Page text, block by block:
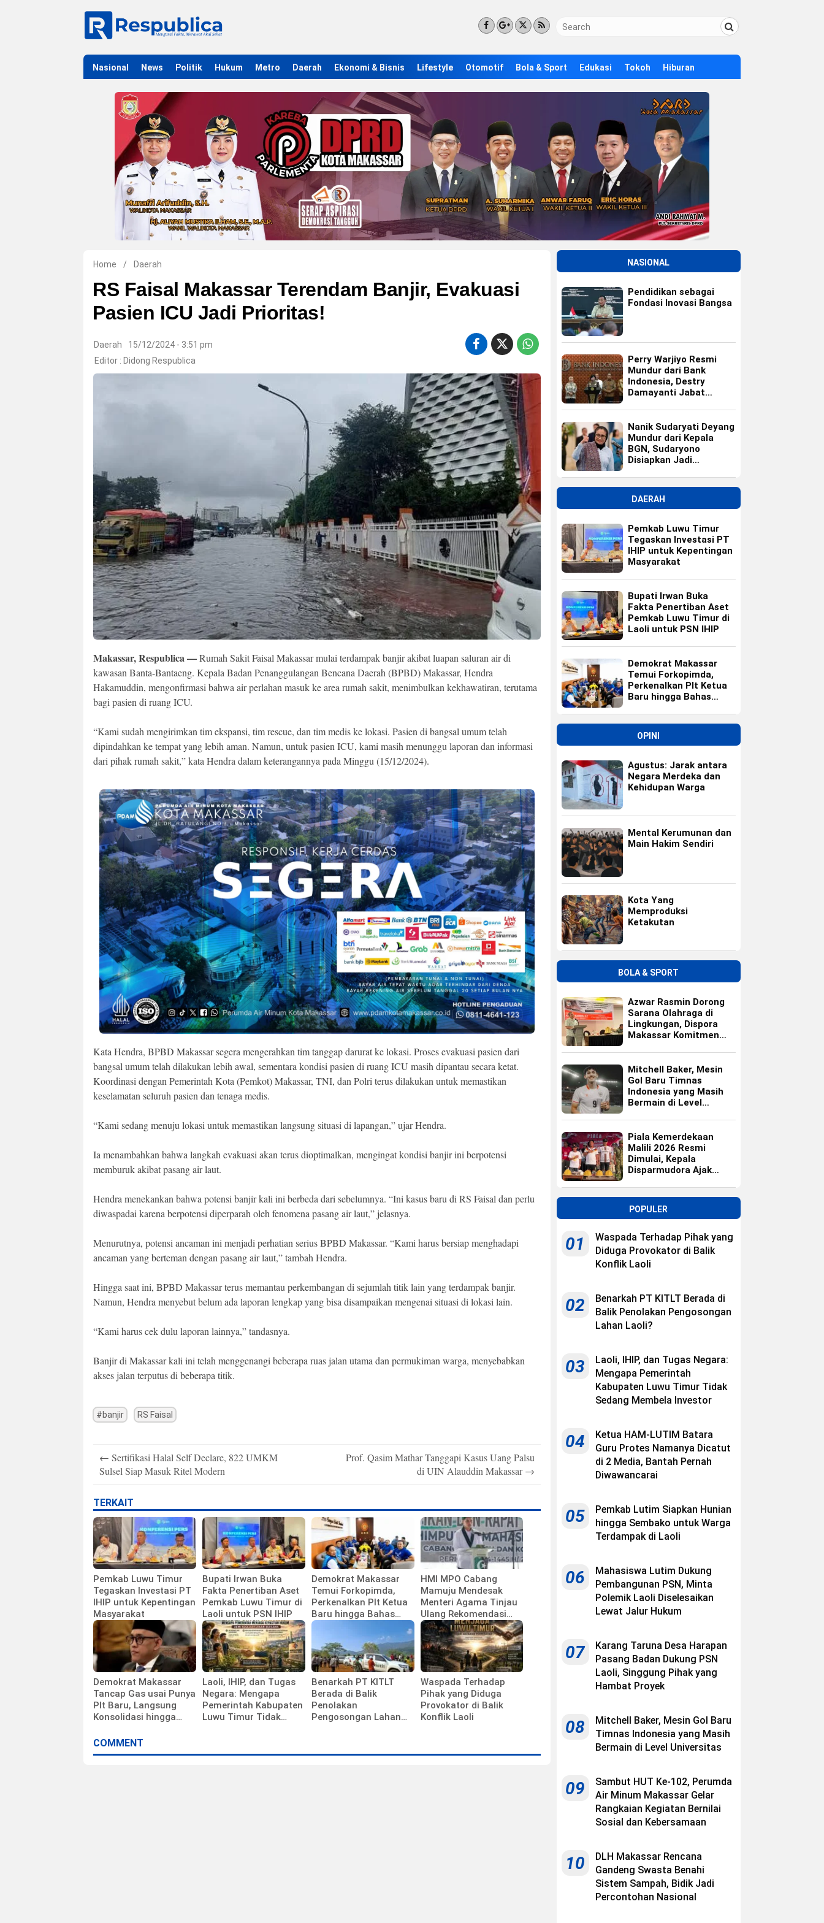
Nasional News Politik Hukum Metro Daerah Ekonomi & Bisnis Lifestyle Otomotif Bola & Sport Edukasi Tokoh Hiburan
Home / Daerah
RS Faisal Makassar Terendam Banjir, Evakuasi
Pasien ICU Jadi Prioritas!
Daerah
15/12/2024 - 3:51 pm
Editor : Didong Respublica
Makassar, Respublica —Rumah Sakit Faisal Makassar mulai terdampak banjir akibat luapan saluran air di
kawasan Banta-Bantaeng. Kepala Badan Penanggulangan Bencana Daerah (BPBD) Makassar, Hendra
Hakamuddin, mengonfirmasi bahwa air perlahan masuk ke area rumah sakit, menimbulkan kekhawatiran, terutama
bagi pasien di ruang ICU.
“Kami sudah mengirimkan tim ekspansi, tim rescue, dan tim medis ke lokasi. Pasien di bangsal umum telah
dipindahkan ke tempat yang lebih aman. Namun, untuk pasien ICU, kami masih menunggu laporan dan informasi
dari pihak rumah sakit,” kata Hendra dalam keterangannya pada Minggu (15/12/2024).
Kata Hendra, BPBD Makassar segera mengerahkan tim tanggap darurat ke lokasi. Proses evakuasi pasien dari
bangsal umum telah dilakukan lebih awal, sementara kondisi pasien di ruang ICU masih dipantau secara ketat.
Koordinasi dengan Pemerintah Kota (Pemkot) Makassar, TNI, dan Polri terus dilakukan untuk memastikan
keselamatan seluruh pasien dan tenaga medis.
“Kami sedang menuju lokasi untuk memastikan langsung situasi di lapangan,” ujar Hendra.
Ia menambahkan bahwa langkah evakuasi akan terus dioptimalkan, mengingat kondisi banjir ini berpotensi
memburuk akibat pasang air laut.
Hendra menekankan bahwa potensi banjir kali ini berbeda dari sebelumnya. “Ini kasus baru di RS Faisal dan perlu
diwaspadai karena berpotensi diperparah oleh fenomena pasang air laut,” jelasnya.
Menurutnya, potensi ancaman ini menjadi perhatian serius BPBD Makassar. “Kami harus bersiap menghadapi
ancaman yang berteman dengan pasang air laut,” tambah Hendra.
Hingga saat ini, BPBD Makassar terus memantau perkembangan di sejumlah titik lain yang terdampak banjir.
Namun, Hendra menyebut belum ada laporan lengkap yang bisa disampaikan mengenai situasi di lokasi lain.
“Kami harus cek dulu laporan lainnya,” tandasnya.
Banjir di Makassar kali ini telah menggenangi beberapa ruas jalan utama dan permukiman warga, menyebabkan
akses jalan terputus di beberapa titik.
#banjir RS Faisal
navigation
← Sertifikasi Halal Self Declare, 822 UMKM
Sulsel Siap Masuk Ritel Modern
Prof. Qasim Mathar Tanggapi Kasus Uang Palsu
di UIN Alauddin Makassar→
TERKAIT
Pemkab Luwu Timur
Tegaskan Investasi PT
IHIP untuk Kepentingan
Masyarakat
Bupati Irwan Buka
Fakta Penertiban Aset
Pemkab Luwu Timur di
Laoli untuk PSN IHIP
Demokrat Makassar
Temui Forkopimda,
Perkenalkan Plt Ketua
Baru hingga Bahas
Agenda HUT Partai
HMI MPO Cabang
Mamuju Mendesak
Menteri Agama Tinjau
Ulang Rekomendasi
Calon Kepala Kemenag
Polewali Mandar
Demokrat Makassar
Tancap Gas usai Punya
Plt Baru, Langsung
Konsolidasi hingga
Laoli, IHIP, dan Tugas
Negara: Mengapa
Pemerintah Kabupaten
Luwu Timur Tidak
Benarkah PT KITLT
Berada di Balik
Penolakan
Pengosongan Lahan
Waspada Terhadap
Pihak yang Diduga
Provokator di Balik
Konflik Laoli
COMMENT
NASIONAL
Pendidikan sebagai
Fondasi Inovasi Bangsa
Perry Warjiyo Resmi
Mundur dari Bank
Indonesia, Destry
Damayanti Jabat
Nanik Sudaryati Deyang
Mundur dari Kepala
BGN, Sudaryono
Disiapkan Jadi
DAERAH
Pemkab Luwu Timur
Tegaskan Investasi PT
IHIP untuk Kepentingan
Masyarakat
Bupati Irwan Buka
Fakta Penertiban Aset
Pemkab Luwu Timur di
Laoli untuk PSN IHIP
Demokrat Makassar
Temui Forkopimda,
Perkenalkan Plt Ketua
Baru hingga Bahas
OPINI
Agustus: Jarak antara
Negara Merdeka dan
Kehidupan Warga
Mental Kerumunan dan
Main Hakim Sendiri
Kota Yang
Memproduksi
Ketakutan
BOLA & SPORT
Azwar Rasmin Dorong
Sarana Olahraga di
Lingkungan, Dispora
Makassar Komitmen
Mitchell Baker, Mesin
Gol Baru Timnas
Indonesia yang Masih
Bermain di Level
Piala Kemerdekaan
Malili 2026 Resmi
Dimulai, Kepala
Disparmudora Ajak
POPULER
01
Waspada Terhadap Pihak yang
Diduga Provokator di Balik
Konflik Laoli
02
Benarkah PT KITLT Berada di
Balik Penolakan Pengosongan
Lahan Laoli?
03
Laoli, IHIP, dan Tugas Negara:
Mengapa Pemerintah
Kabupaten Luwu Timur Tidak
Sedang Membela Investor
04
Ketua HAM-LUTIM Batara
Guru Protes Namanya Dicatut
di 2 Media, Bantah Pernah
Diwawancarai
05
Pemkab Lutim Siapkan Hunian
hingga Sembako untuk Warga
Terdampak di Laoli
06
Mahasiswa Lutim Dukung
Pembangunan PSN, Minta
Polemik Laoli Diselesaikan
Lewat Jalur Hukum
07
Karang Taruna Desa Harapan
Pasang Badan Dukung PSN
Laoli, Singgung Pihak yang
Hambat Proyek
08
Mitchell Baker, Mesin Gol Baru
Timnas Indonesia yang Masih
Bermain di Level Universitas
09
Sambut HUT Ke-102, Perumda
Air Minum Makassar Gelar
Rangkaian Kegiatan Bernilai
Sosial dan Kebersamaan
10
DLH Makassar Rencana
Gandeng Swasta Benahi
Sistem Sampah, Bidik Jadi
Percontohan Nasional